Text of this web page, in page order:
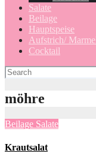
Salate
Beilage
Hauptspeise
Aufstrich/
Cocktail
möhre
Beilage Salate
Krautsalat